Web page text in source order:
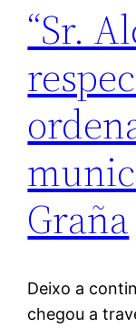
“Sr.
Graña
Deixo a
chegou a